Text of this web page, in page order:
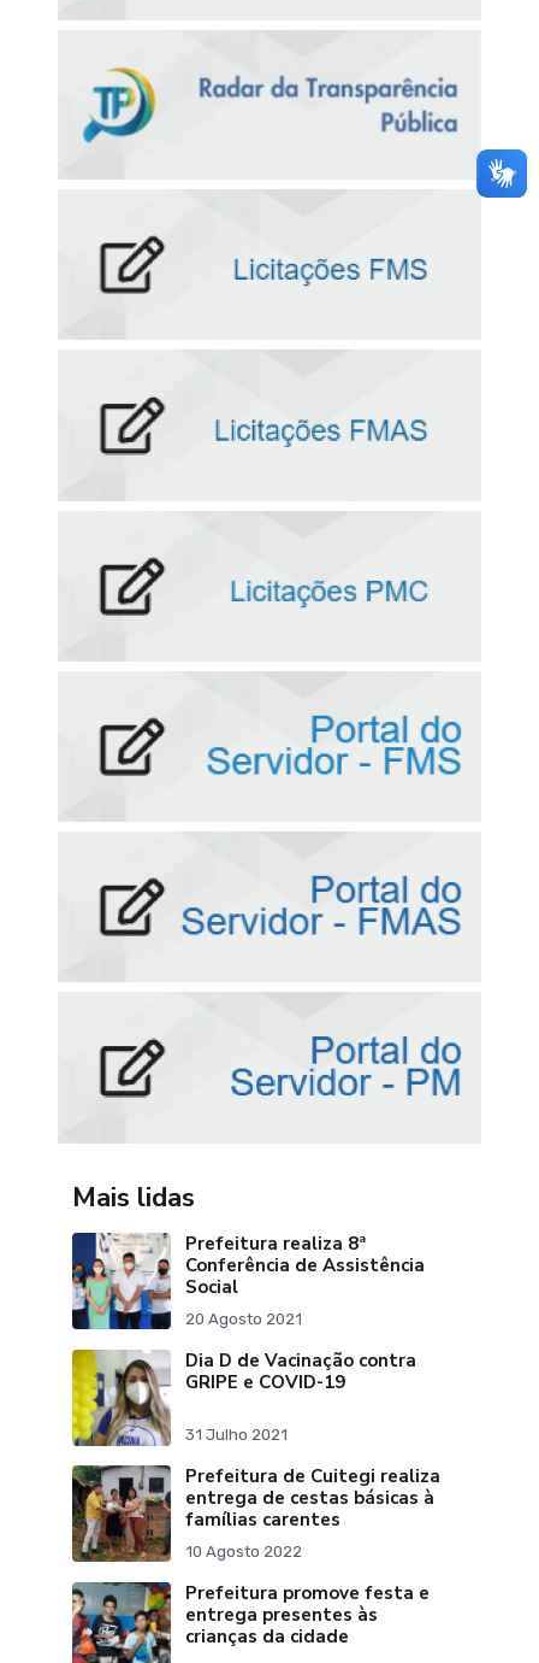
Mais lidas
Prefeitura realiza 8ª
Conferência de Assistência
Social
20 Agosto 2021
Dia D de Vacinação contra
GRIPE e COVID-19
31 Julho 2021
Prefeitura de Cuitegi realiza
entrega de cestas básicas à
famílias carentes
10 Agosto 2022
Prefeitura promove festa e
entrega presentes às
crianças da cidade